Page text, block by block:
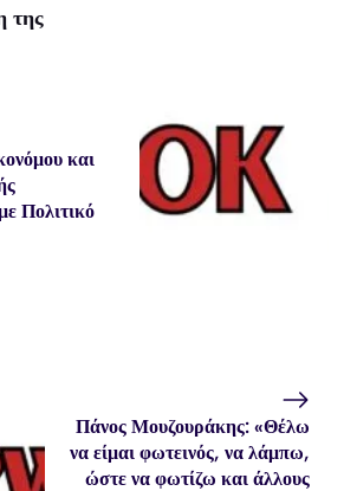
της
και
Πολιτικό
Πάνος Μουζουράκης: «Θέλω
να είμαι φωτεινός, να λάμπω,
ώστε να φωτίζω και άλλους